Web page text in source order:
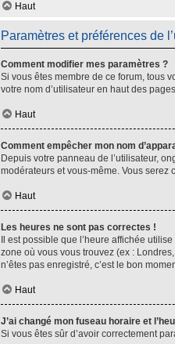
Haut
Paramètres et préférences de
Comment modifier mes paramètres ?
Si vous êtes membre de ce forum, tous
votre nom d’utilisateur en haut des
Haut
Comment empêcher mon nom
Depuis votre panneau de l’utilisateur,
modérateurs et vous-même. Vous
Haut
Les heures ne sont pas correctes !
Il est possible que l’heure affichée
zone où vous vous trouvez (ex :
n’êtes pas enregistré, c’est le bon
Haut
J’ai changé mon fuseau horaire et
Si vous êtes sûr d’avoir correctement